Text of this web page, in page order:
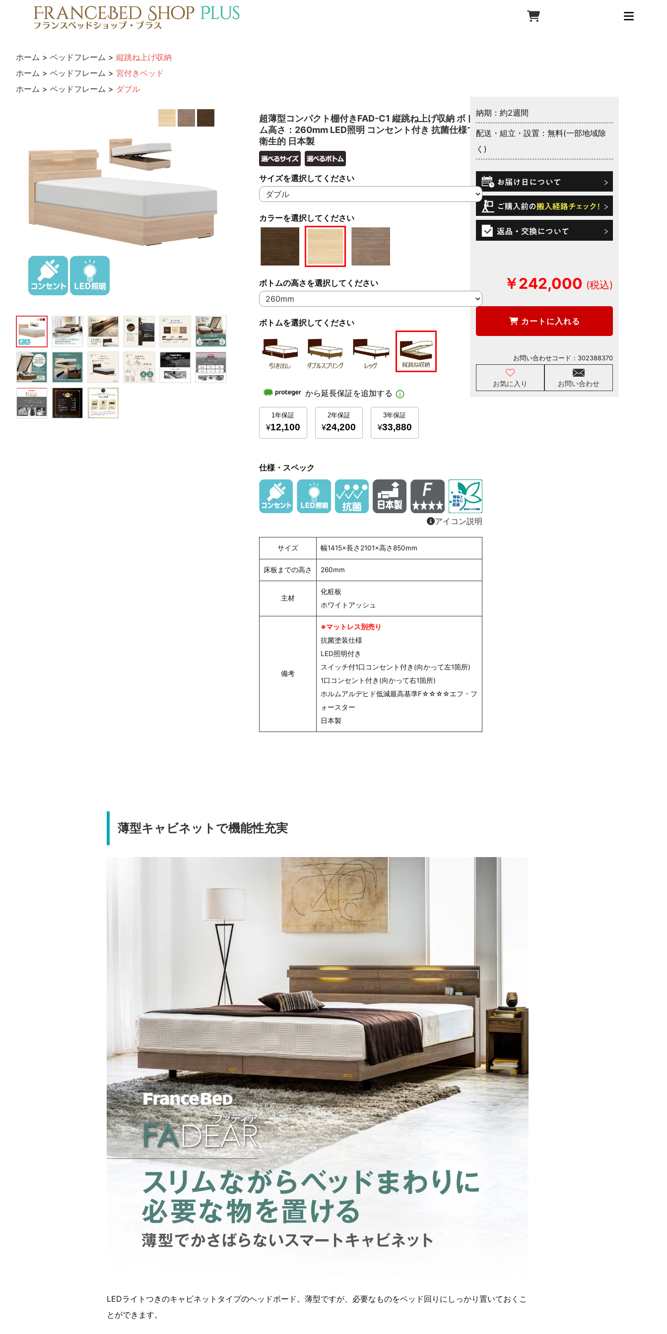
ホーム > ベッドフレーム > 縦跳ね上げ収納
ホーム > ベッドフレーム > 宮付きベッド
ホーム > ベッドフレーム > ダブル
超薄型コンパクト棚付きFAD-C1 縦跳ね上げ収納 ボト
ム高さ：260mm LED照明 コンセント付き 抗菌仕様で
衛生的 日本製
カラーを選択してください
サイズを選択してください
ボトムの高さを選択してください
ボトムを選択してください
仕様・スペック
アイコン説明
サイズ 幅1415×長さ2101×高さ850mm
床板までの高さ 260mm
主材
化粧板
ホワイトアッシュ
備考
※マットレス別売り
抗菌塗装仕様
LED照明付き
スイッチ付1口コンセント付き(向かって左1箇所)
1口コンセント付き(向かって右1箇所)
ホルムアルデヒド低減最高基準F☆☆☆☆エフ・フ
ォースター
日本製
納期：約2週間
配送・組立・設置：無料(一部地域除
く)
￥242,000
カートに入れる
お気に入り お問い合わせ
お問い合わせコード： 302388370
薄型キャビネットで機能性充実
LEDライトつきのキャビネットタイプのヘッドボード。薄型ですが、必要なものをベッド回りにしっかり置いておくこ
とができます。